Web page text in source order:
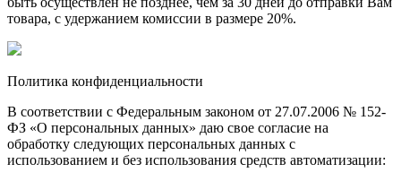
товара, с удержанием комиссии в размере 20%.
Политика конфиденциальности
В соответствии с Федеральным законом от 27.07.2006 № 152-
ФЗ «О персональных данных» даю свое согласие на
обработку следующих персональных данных с
использованием и без использования средств автоматизации: